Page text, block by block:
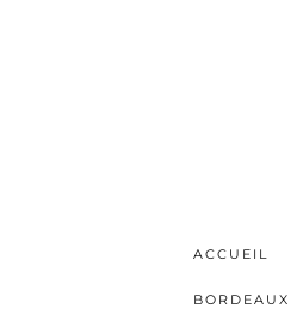
ACCUEIL
BORDEAUX